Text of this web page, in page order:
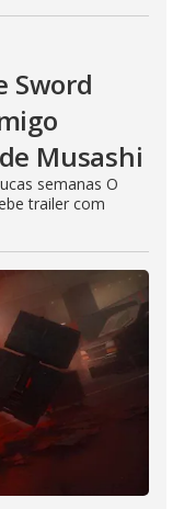
Sword
Musashi
semanas O
trailer com